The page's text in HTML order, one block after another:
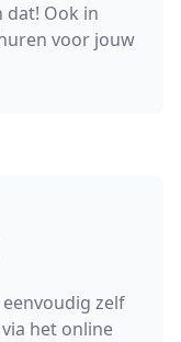
dat! Ook in
voor jouw
eenvoudig zelf
het online